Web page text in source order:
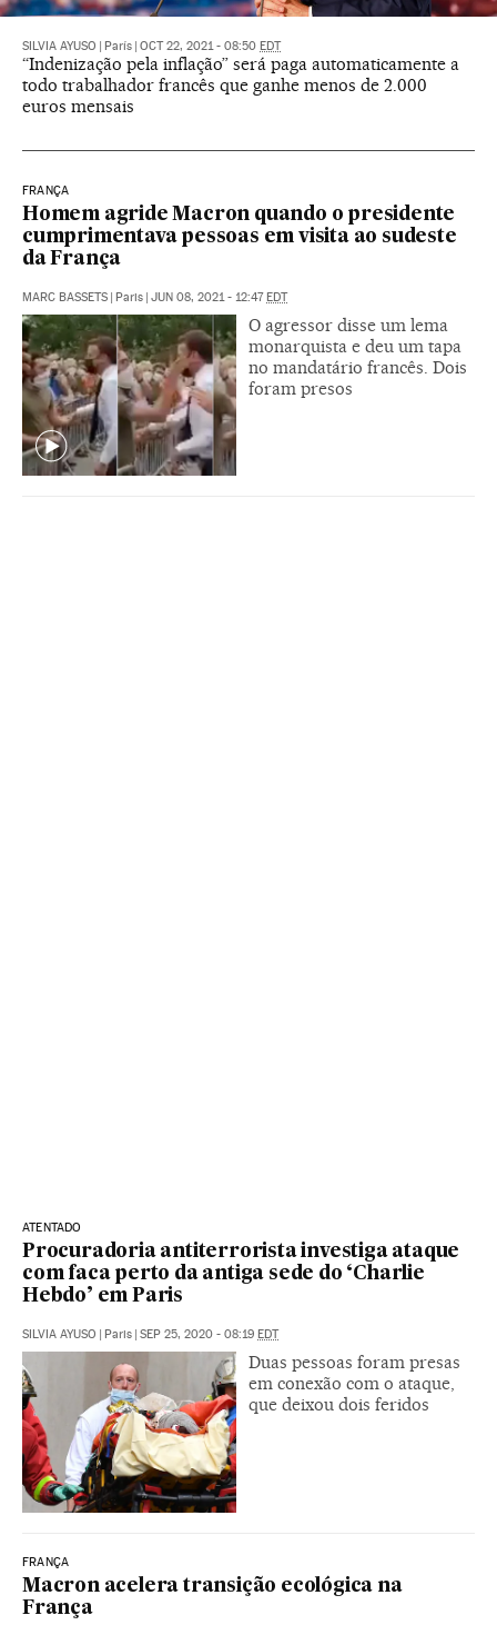
SILVIA AYUSO París OCT 22, 2021 - 08:50 EDT
“Indenização pela inflação” será paga automaticamente a
todo trabalhador francês que ganhe menos de 2.000
euros mensais
FRANÇA
Homem agride Macron quando o presidente
cumprimentava pessoas em visita ao sudeste
da França
MARC BASSETS Paris JUN 08, 2021 - 12:47 EDT
O agressor disse um lema
monarquista e deu um tapa
no mandatário francês. Dois
foram presos
ATENTADO
Procuradoria antiterrorista investiga ataque
com faca perto da antiga sede do ‘Charlie
Hebdo’ em Paris
SILVIA AYUSO Paris SEP 25, 2020 - 08:19 EDT
Duas pessoas foram presas
em conexão com o ataque,
que deixou dois feridos
FRANÇA
Macron acelera transição ecológica na
França